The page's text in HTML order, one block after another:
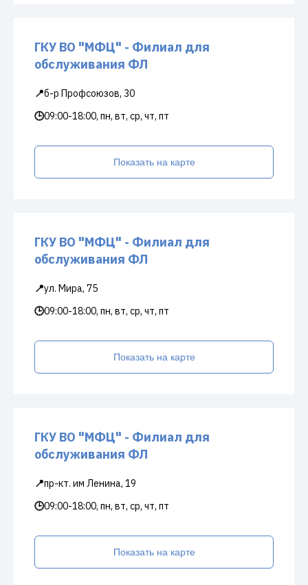
ГКУ ВО "МФЦ" - Филиал для
обслуживания ФЛ
📍б-р Профсоюзов, 30
🕒09:00-18:00, пн, вт, ср, чт, пт
Показать на карте
ГКУ ВО "МФЦ" - Филиал для
обслуживания ФЛ
📍ул. Мира, 75
🕒09:00-18:00, пн, вт, ср, чт, пт
Показать на карте
ГКУ ВО "МФЦ" - Филиал для
обслуживания ФЛ
📍пр-кт. им Ленина, 19
🕒09:00-18:00, пн, вт, ср, чт, пт
Показать на карте